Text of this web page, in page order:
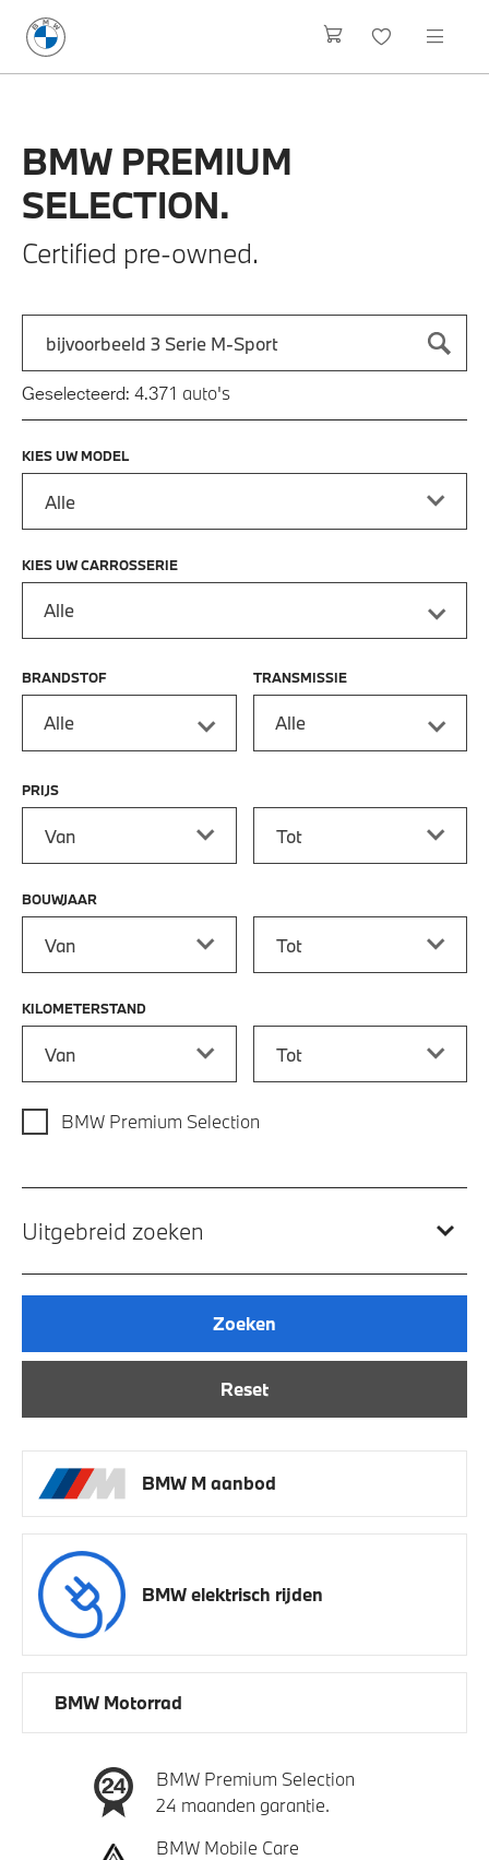
BMW PREMIUM
SELECTION.
Certified pre-owned.
Zoek naar een automodel, bijvoorbeeld 3 Serie M-Sport
Typ een automodel in en druk op enter om te zoeken
Geselecteerd: 4.371 auto's
KIES UW MODEL
KIES UW CARROSSERIE
Alle
BRANDSTOF
Alle
TRANSMISSIE
Alle
PRIJS
BOUWJAAR
KILOMETERSTAND
BMW Premium Selection
Uitgebreid zoeken
Reset
Zoeken
BMW M aanbod
BMW elektrisch rijden
BMW Motorrad
BMW Premium Selection
24 maanden garantie.
BMW Mobile Care